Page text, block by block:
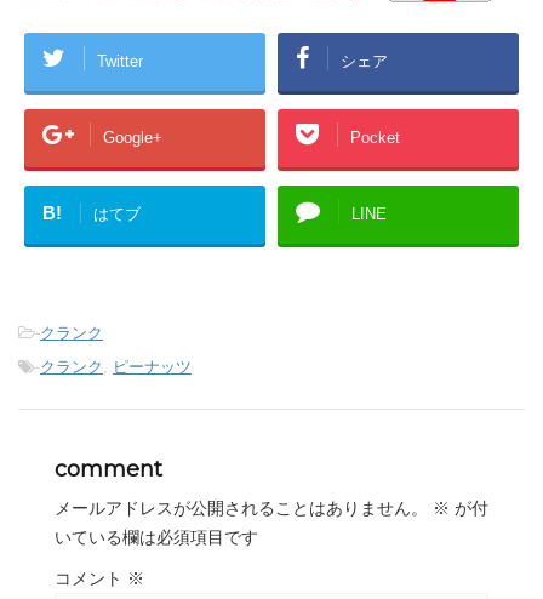
Twitter シェア
Google+ Pocket
B! はてブ LINE
-クランク
-クランク ピーナッツ
comment
メールアドレスが公開されることはありません。 ※ が付
いている欄は必須項目です
コメント ※